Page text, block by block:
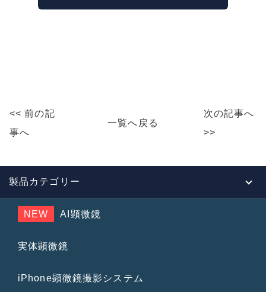
<< 前の記
事へ
一覧へ戻る
次の記事へ
>>
製品カテゴリー
NEW AI顕微鏡
実体顕微鏡
iPhone顕微鏡撮影システム